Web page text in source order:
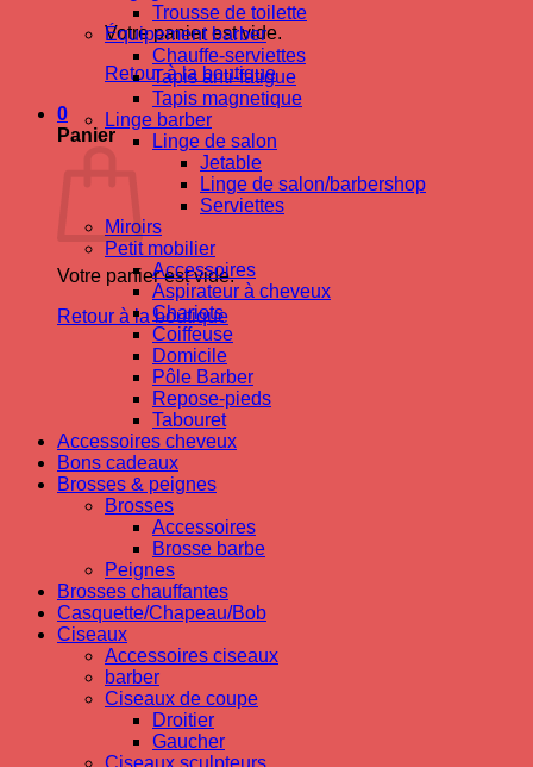
Votre panier est vide.
Retour à la boutique
0
Panier
Votre panier est vide.
Retour à la boutique
Trousse de toilette
Équipement barber
Chauffe-serviettes
Tapis anti-fatigue
Tapis magnetique
Linge barber
Linge de salon
Jetable
Linge de salon/barbershop
Serviettes
Miroirs
Petit mobilier
Accessoires
Aspirateur à cheveux
Chariots
Coiffeuse
Domicile
Pôle Barber
Repose-pieds
Tabouret
Accessoires cheveux
Bons cadeaux
Brosses & peignes
Brosses
Accessoires
Brosse barbe
Peignes
Brosses chauffantes
Casquette/Chapeau/Bob
Ciseaux
Accessoires ciseaux
barber
Ciseaux de coupe
Droitier
Gaucher
Ciseaux sculpteurs